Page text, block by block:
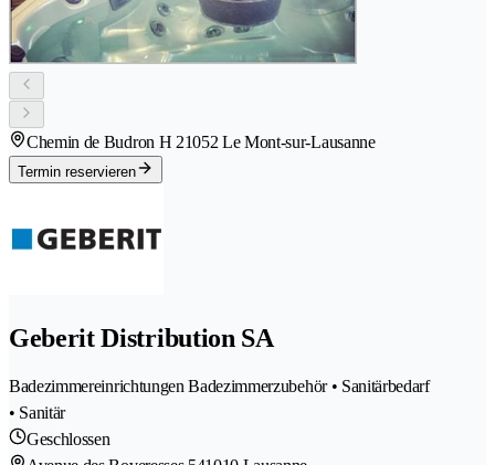
Chemin de Budron H 21052 Le Mont-sur-Lausanne
Termin reservieren
Geberit Distribution SA
Badezimmereinrichtungen Badezimmerzubehör • Sanitärbedarf
• Sanitär
Geschlossen